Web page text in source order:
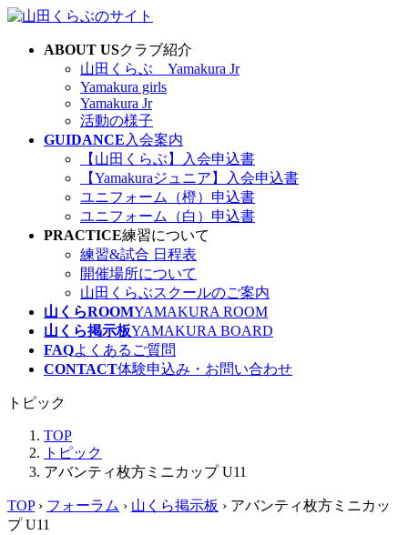
コ
ナ
ABOUT USクラブ紹介
山田くらぶ Yamakura Jr
Yamakura girls
Yamakura Jr
活動の様子
GUIDANCE 入会案内
【山田くらぶ】入会申込書
【Yamakuraジュニア】入会申込書
ユニフォーム（橙）申込書
ユニフォーム（白）申込書
PRACTICE練習について
練習&試合 日程表
開催場所について
山田くらぶスクールのご案内
山くらROOMYAMAKURA ROOM
山くら掲示板YAMAKURA BOARD
FAQよくあるご質問
CONTACT体験申込み・お問い合わせ
トピック
TOP
トピック
アバンティ枚方ミニカップ U11
TOP › フォーラム › 山くら掲示板 › アバンティ枚方ミニカッ
プ U11